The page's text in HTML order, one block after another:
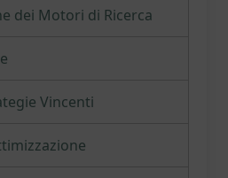
dei Motori di Ricerca
Vincenti